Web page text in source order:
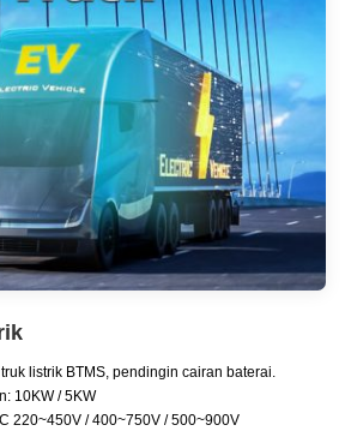
listrik BTMS, pendingin cairan baterai.
10KW / 5KW
220~450V / 400~750V / 500~900V